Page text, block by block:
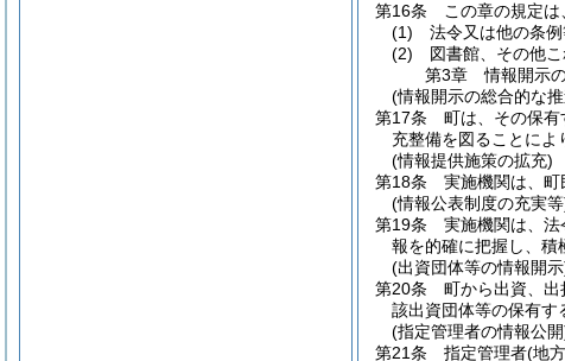
第16条
この章の規定
(1)
法令又は他の条
(2)
図書館、その他
第3章
情報開示
(情報開示の総合的な
第17条
町は、その保
充整備を図ることによ
(情報提供施策の拡充)
第18条
実施機関は、町
(情報公表制度の充実
第19条
実施機関は、
報を的確に把握し、積
(出資団体等の情報開
第20条
町から出資、
該出資団体等の保有す
(指定管理者の情報公
第21条
指定管理者(地